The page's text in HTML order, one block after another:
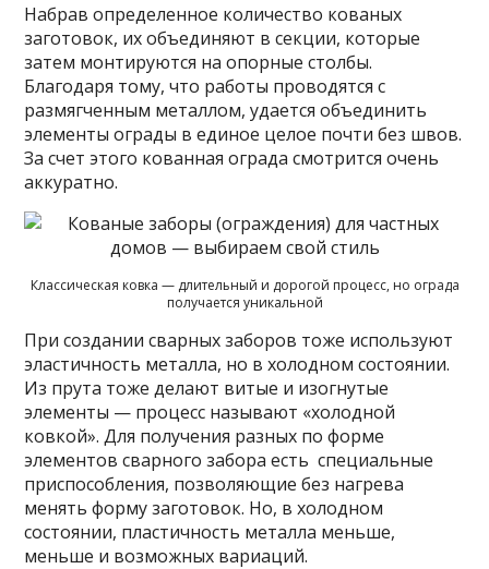
Набрав определенное количество кованых
заготовок, их объединяют в секции, которые
затем монтируются на опорные столбы.
Благодаря тому, что работы проводятся с
размягченным металлом, удается объединить
элементы ограды в единое целое почти без швов.
За счет этого кованная ограда смотрится очень
аккуратно.
Классическая ковка — длительный и дорогой процесс, но ограда
получается уникальной
При создании сварных заборов тоже используют
эластичность металла, но в холодном состоянии.
Из прута тоже делают витые и изогнутые
элементы — процесс называют «холодной
ковкой». Для получения разных по форме
элементов сварного забора есть специальные
приспособления, позволяющие без нагрева
менять форму заготовок. Но, в холодном
состоянии, пластичность металла меньше,
меньше и возможных вариаций.